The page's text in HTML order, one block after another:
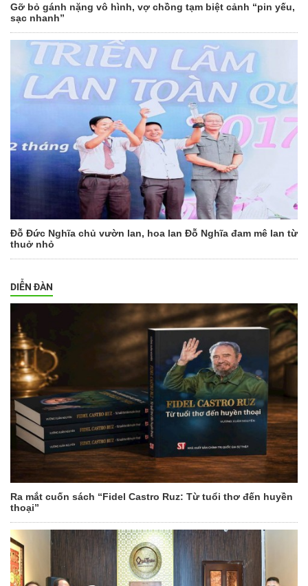
Gỡ bỏ gánh nặng vô hình, vợ chồng tạm biệt cảnh “pin yếu,
sạc nhanh”
Đỗ Đức Nghĩa chủ vườn lan, hoa lan Đỗ Nghĩa đam mê lan từ
thuở nhỏ
DIỄN ĐÀN
Ra mắt cuốn sách “Fidel Castro Ruz: Từ tuổi thơ đến huyền
thoại”